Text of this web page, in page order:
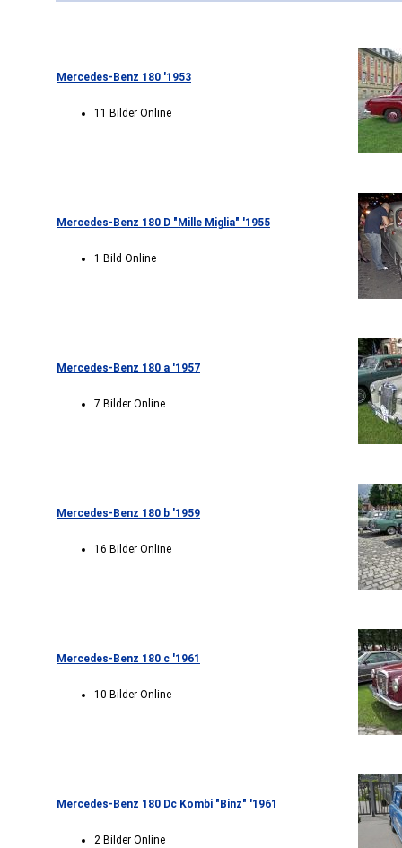
Mercedes-Benz 180 '1953
11 Bilder Online
Mercedes-Benz 180 D "Mille Miglia" '1955
1 Bild Online
Mercedes-Benz 180 a '1957
7 Bilder Online
Mercedes-Benz 180 b '1959
16 Bilder Online
Mercedes-Benz 180 c '1961
10 Bilder Online
Mercedes-Benz 180 Dc Kombi "Binz" '1961
2 Bilder Online